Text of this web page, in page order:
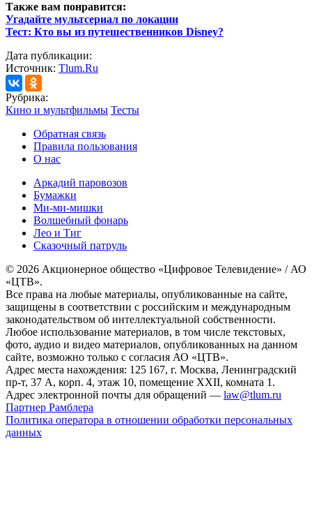
Также вам понравится:
Угадайте мультсериал по локации
Тест: Кто вы из путешественников Disney?
Дата публикации:
Источник: Tlum.Ru
Рубрика:
Кино и мультфильмы Тесты
Обратная связь
Правила пользования
О нас
Аркадий паровозов
Бумажки
Ми-ми-мишки
Волшебный фонарь
Лео и Тиг
Сказочный патруль
© 2026 Акционерное общество «Цифровое Телевидение» / АО
«ЦТВ».
Все права на любые материалы, опубликованные на сайте,
защищены в соответствии с российским и международным
законодательством об интеллектуальной собственности.
Любое использование материалов, в том числе текстовых,
фото, аудио и видео материалов, опубликованных на данном
сайте, возможно только с согласия АО «ЦТВ».
Адрес места нахождения: 125 167, г. Москва, Ленинградский
пр-т, 37 А, корп. 4, этаж 10, помещение XXII, комната 1.
Адрес электронной почты для обращений — law@tlum.ru
Партнер Рамблера
Политика оператора в отношении обработки персональных
данных